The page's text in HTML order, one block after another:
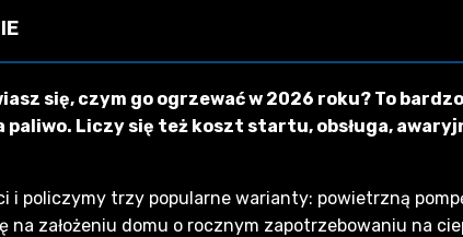
ok. 2 000 zł za 100 h obsługi, LPG na własność
mapy ~800 zł, projektu ~2 000 zł i
nie reklamę.
się, czym go ogrzewać w 2026 roku? To
paliwo. Liczy się też koszt startu, obsługa,
policzymy trzy popularne warianty: powietrzną
na założeniu domu o rocznym zapotrzebowaniu na